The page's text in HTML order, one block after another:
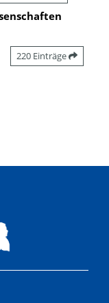
220 Einträge